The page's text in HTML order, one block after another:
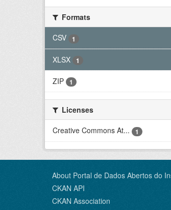
Formats
CSV
1
XLSX 1
ZIP 1
Licenses
Creative Commons At...
1
About Portal de Dados Abertos do
CKAN API
CKAN Association